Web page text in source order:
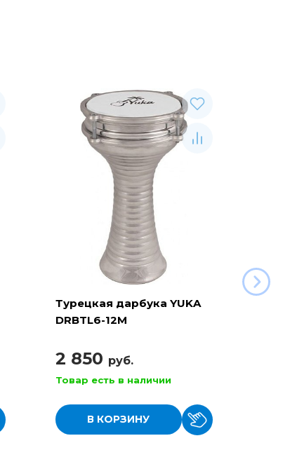
Турецкая дарбука YUKA
DRBTL6-12M
2 850 руб.
Товар есть в наличии
В КОРЗИНУ